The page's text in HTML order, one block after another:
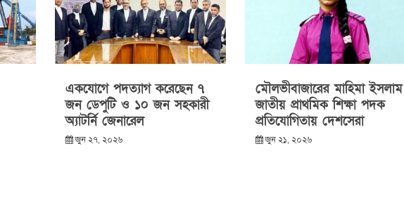
একযোগে পদত্যাগ করেছেন ৭
জন ডেপুটি ও ১০ জন সহকারী
অ্যাটর্নি জেনারেল
জুন ২৭, ২০২৬
মৌলভীবাজারের মাহিমা ইসলাম
জাতীয় প্রাথমিক শিক্ষা পদক
প্রতিযোগিতায় দেশসেরা
জুন ২১, ২০২৬